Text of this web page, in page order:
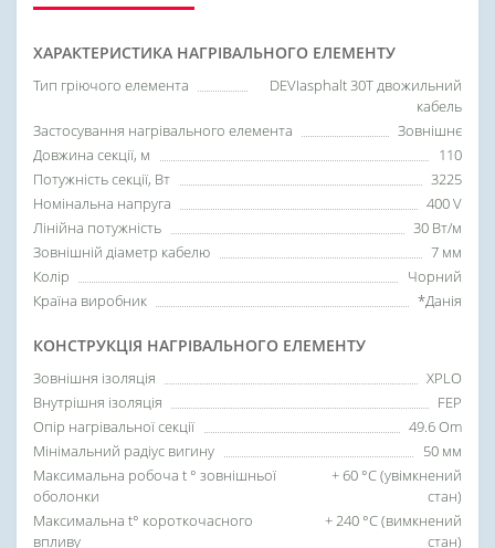
ХАРАКТЕРИСТИКА НАГРІВАЛЬНОГО ЕЛЕМЕНТУ
Тип гріючого елемента
DEVIasphalt 30T двожильний
кабель
Застосування нагрівального елемента
Зовнішнє
Довжина секції, м
110
Потужність секції, Вт
3225
Номінальна напруга
400 V
Лінійна потужність
30 Вт/м
Зовнішній діаметр кабелю
7 мм
Колір
Чорний
Країна виробник
*Данія
КОНСТРУКЦІЯ НАГРІВАЛЬНОГО ЕЛЕМЕНТУ
Зовнішня ізоляція
XPLO
Внутрішня ізоляція
FEP
Опір нагрівальної секції
49.6 Om
Мінімальний радіус вигину
50 мм
Максимальна робоча t ° зовнішньої
оболонки
+ 60 °C (увімкнений
стан)
Максимальна t° короткочасного
впливу
+ 240 °C (вимкнений
стан)